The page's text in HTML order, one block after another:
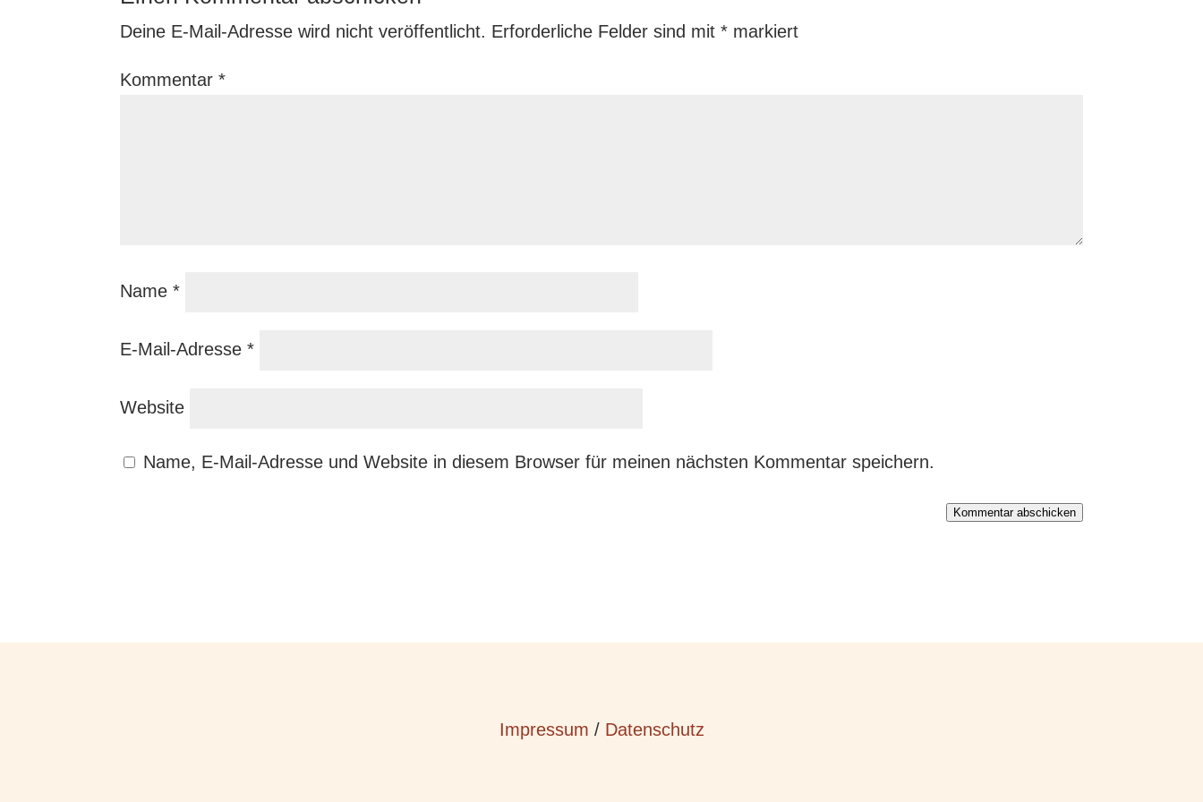
Deine E-Mail-Adresse wird nicht veröffentlicht. Erforderliche Felder sind mit* markiert
Kommentar*
Name*
E-Mail-Adresse*
Website
Name, E-Mail-Adresse und Website in diesem Browser für meinen nächsten Kommentar speichern.
Kommentar abschicken
Impressum / Datenschutz